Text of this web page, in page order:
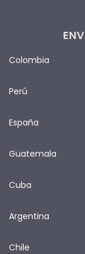
Colombia
Perú
España
Guatemala
Cuba
Argentina
Chile